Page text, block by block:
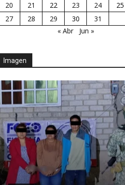
20
21 22 23 24 25
27
28 29 30
31
« Abr
Jun »
Imagen